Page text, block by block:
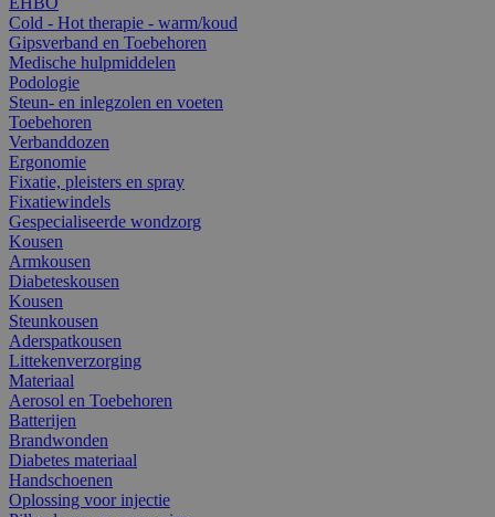
Cold - Hot therapie - warm/koud
Gipsverband en Toebehoren
Medische hulpmiddelen
Podologie
Steun- en inlegzolen en voeten
Toebehoren
Verbanddozen
Ergonomie
Fixatie, pleisters en spray
Fixatiewindels
Gespecialiseerde wondzorg
Kousen
Armkousen
Diabeteskousen
Kousen
Steunkousen
Aderspatkousen
Littekenverzorging
Materiaal
Aerosol en Toebehoren
Batterijen
Brandwonden
Diabetes materiaal
Handschoenen
Oplossing voor injectie